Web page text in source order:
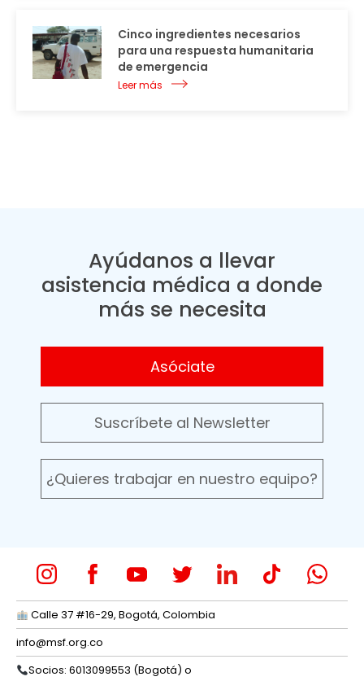
Cinco ingredientes necesarios
para una respuesta humanitaria
de emergencia
Leer más
Ayúdanos a llevar
asistencia médica a donde
más se necesita
Asóciate
Suscríbete al Newsletter
¿Quieres trabajar en nuestro equipo?
Calle 37 #16-29, Bogotá, Colombia
info@msf.org.co
Socios: 6013099553 (Bogotá) o